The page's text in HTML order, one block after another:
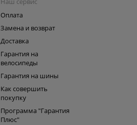
Оплата
Замена и возврат
Доставка
Гарантия на
велосипеды
Гарантия на шины
Как совершить
покупку
Программа "Гарантия
Плюс"